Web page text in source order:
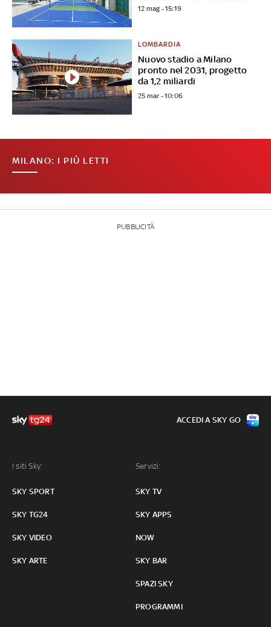
12 mag - 15:19
Nuovo stadio a Milano
pronto nel 2031, progetto
da 1,2 miliardi
LOMBARDIA
25 mar - 10:06
MILANO: I PIÙ LETTI
PUBBLICITÀ
I siti Sky:
SKY SPORT
SKY TG24
SKY VIDEO
SKY ARTE
Servizi:
SKY TV
SKY APPS
NOW
SKY BAR
SPAZI SKY
PROGRAMMI
ACCEDI A SKY GO